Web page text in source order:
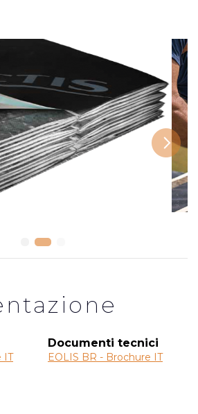
Next
IT
Documenti tecnici
EOLIS BR - Brochure IT